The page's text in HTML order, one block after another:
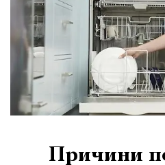
Причини